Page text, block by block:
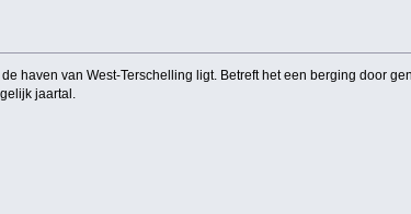
haven van West-Terschelling ligt. Betreft het een berging door
jaartal.